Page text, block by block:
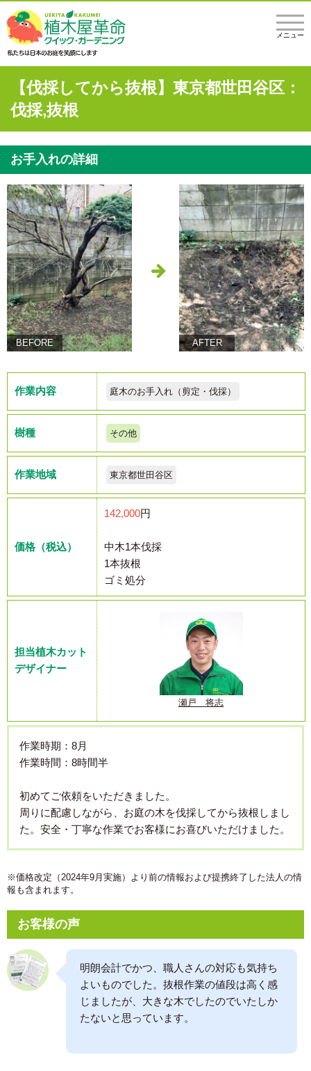
メニュー
【伐採してから抜根】東京都世田谷区：
伐採,抜根
お手入れの詳細
BEFORE AFTER
作業内容 庭木のお手入れ（剪定・伐採）
樹種 その他
作業地域 東京都世田谷区
価格（税込）
142,000円
中木1本伐採
1本抜根
ゴミ処分
担当植木カット
デザイナー
瀬戸 将志
作業時期：8月
作業時間：8時間半
初めてご依頼をいただきました。
周りに配慮しながら、お庭の木を伐採してから抜根しまし
た。安全・丁寧な作業でお客様にお喜びいただけました。
※価格改定（2024年9月実施）より前の情報および提携終了した法人の情
報も含まれます。
お客様の声
明朗会計でかつ、職人さんの対応も気持ち
よいものでした。抜根作業の値段は高く感
じましたが、大きな木でしたのでいたしか
たないと思っています。